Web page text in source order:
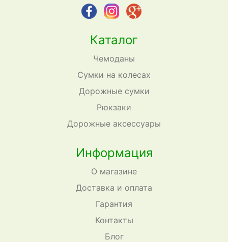
Каталог
Чемоданы
Сумки на колесах
Дорожные сумки
Рюкзаки
Дорожные аксессуары
Информация
О магазине
Доставка и оплата
Гарантия
Контакты
Блог